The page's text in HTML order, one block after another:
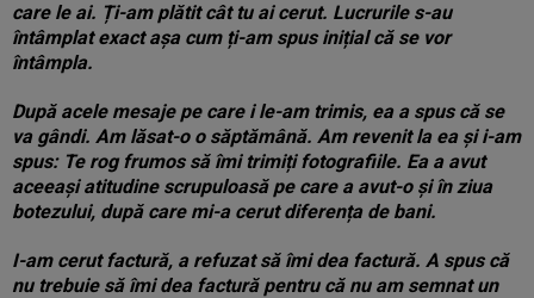
care le ai. Ți-am plătit cât tu ai cerut. Lucrurile s-au
întâmplat exact așa cum ți-am spus inițial că se vor
întâmpla.
După acele mesaje pe care i le-am trimis, ea a spus că se
va gândi. Am lăsat-o o săptămână. Am revenit la ea și i-am
spus: Te rog frumos să îmi trimiți fotografiile. Ea a avut
aceeași atitudine scrupuloasă pe care a avut-o și în ziua
botezului, după care mi-a cerut diferența de bani.
I-am cerut factură, a refuzat să îmi dea factură. A spus că
nu trebuie să îmi dea factură pentru că nu am semnat un